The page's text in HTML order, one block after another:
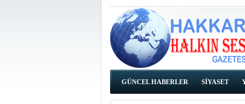
GÜNCEL HABERLER SİYASET